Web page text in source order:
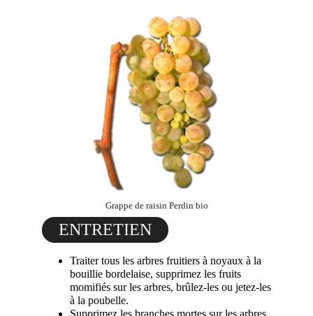
Grappe de raisin Perdin bio
ENTRETIEN
Traiter tous les arbres fruitiers à noyaux à la
bouillie bordelaise, supprimez les fruits
momifiés sur les arbres, brûlez-les ou jetez-les
à la poubelle.